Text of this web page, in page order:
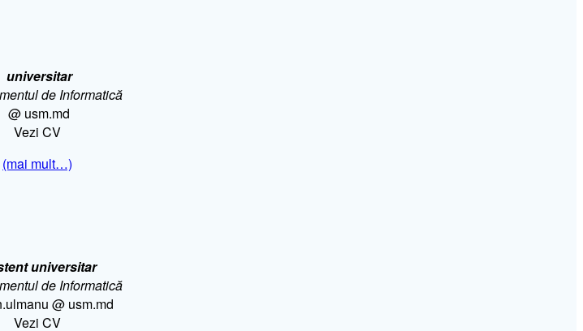
universitar
de Informatică
@ usm.md
Vezi CV
(mai mult…)
universitar
de Informatică
@ usm.md
Vezi CV